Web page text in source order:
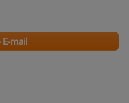
mail